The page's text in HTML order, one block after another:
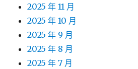
2025 年 11 月
2025 年 10 月
2025 年 9 月
2025 年 8 月
2025 年 7 月